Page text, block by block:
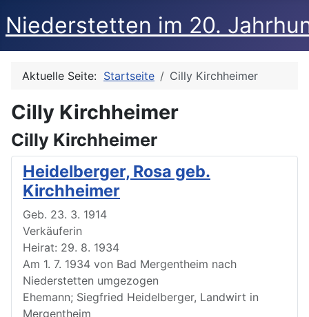
Niederstetten im 20.
Aktuelle Seite: Startseite Cilly Kirchheimer
Cilly Kirchheimer
Cilly Kirchheimer
Heidelberger, Rosa geb.
Kirchheimer
Geb. 23. 3. 1914
Verkäuferin
Heirat: 29. 8. 1934
Am 1. 7. 1934 von Bad Mergentheim nach
Niederstetten umgezogen
Ehemann; Siegfried Heidelberger, Landwirt in
Mergentheim